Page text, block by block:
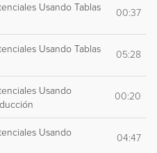
Usando Tablas
00:37
Usando Tablas
05:28
Usando
00:20
Usando
04:47